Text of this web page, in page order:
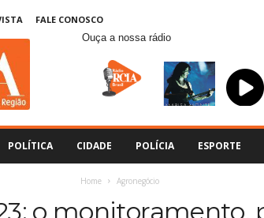
FALE CONOSCO
Ouça a nossa rádio
POLÍTICA CIDADE POLÍCIA ESPORTE
Home Agronegócio
o monitoramento,